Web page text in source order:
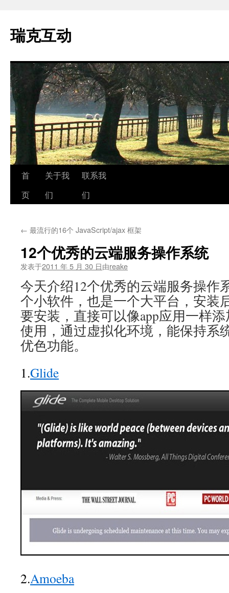
瑞克互动
跳
至
文
首
页
关于我
们
联系我
们
← 最流行的16个 JavaScript/ajax 框架
12个优秀的云端服务操作系统
发表于2011 年 5 月 30 日由reake
今天介绍12个优秀的云端服务操作
个小软件，也是一个大平台，安装
要安装，直接可以像app应用一样
使用，通过虚拟化环境，能保持系
优色功能。
1.Glide
2.Amoeba